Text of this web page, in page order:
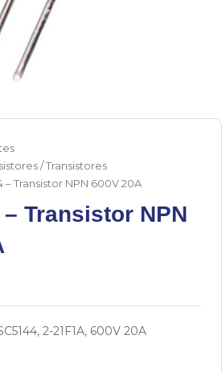
/Transistores
– Transistor NPN 600V 20A
– Transistor NPN
2-21F1A, 600V 20A